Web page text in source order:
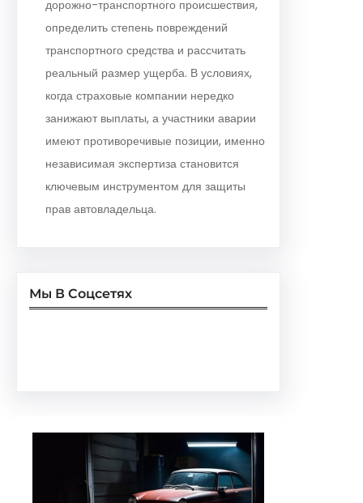
дорожно-транспортного происшествия,
определить степень повреждений
транспортного средства и рассчитать
реальный размер ущерба. В условиях,
когда страховые компании нередко
занижают выплаты, а участники аварии
имеют противоречивые позиции, именно
независимая экспертиза становится
ключевым инструментом для защиты
прав автовладельца.
Мы В Соцсетях